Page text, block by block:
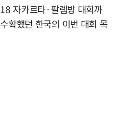
자카르타·팔렘방 대회까
확했던 한국의 이번 대회 목